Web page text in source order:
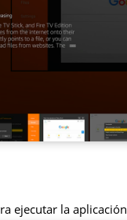
ejecutar la aplicación